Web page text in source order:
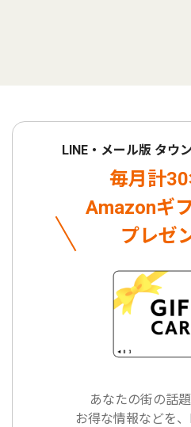
LINE・メール版 タウ
毎月計
Amazonギ
プレゼ
あなたの街の話
お得な情報などを